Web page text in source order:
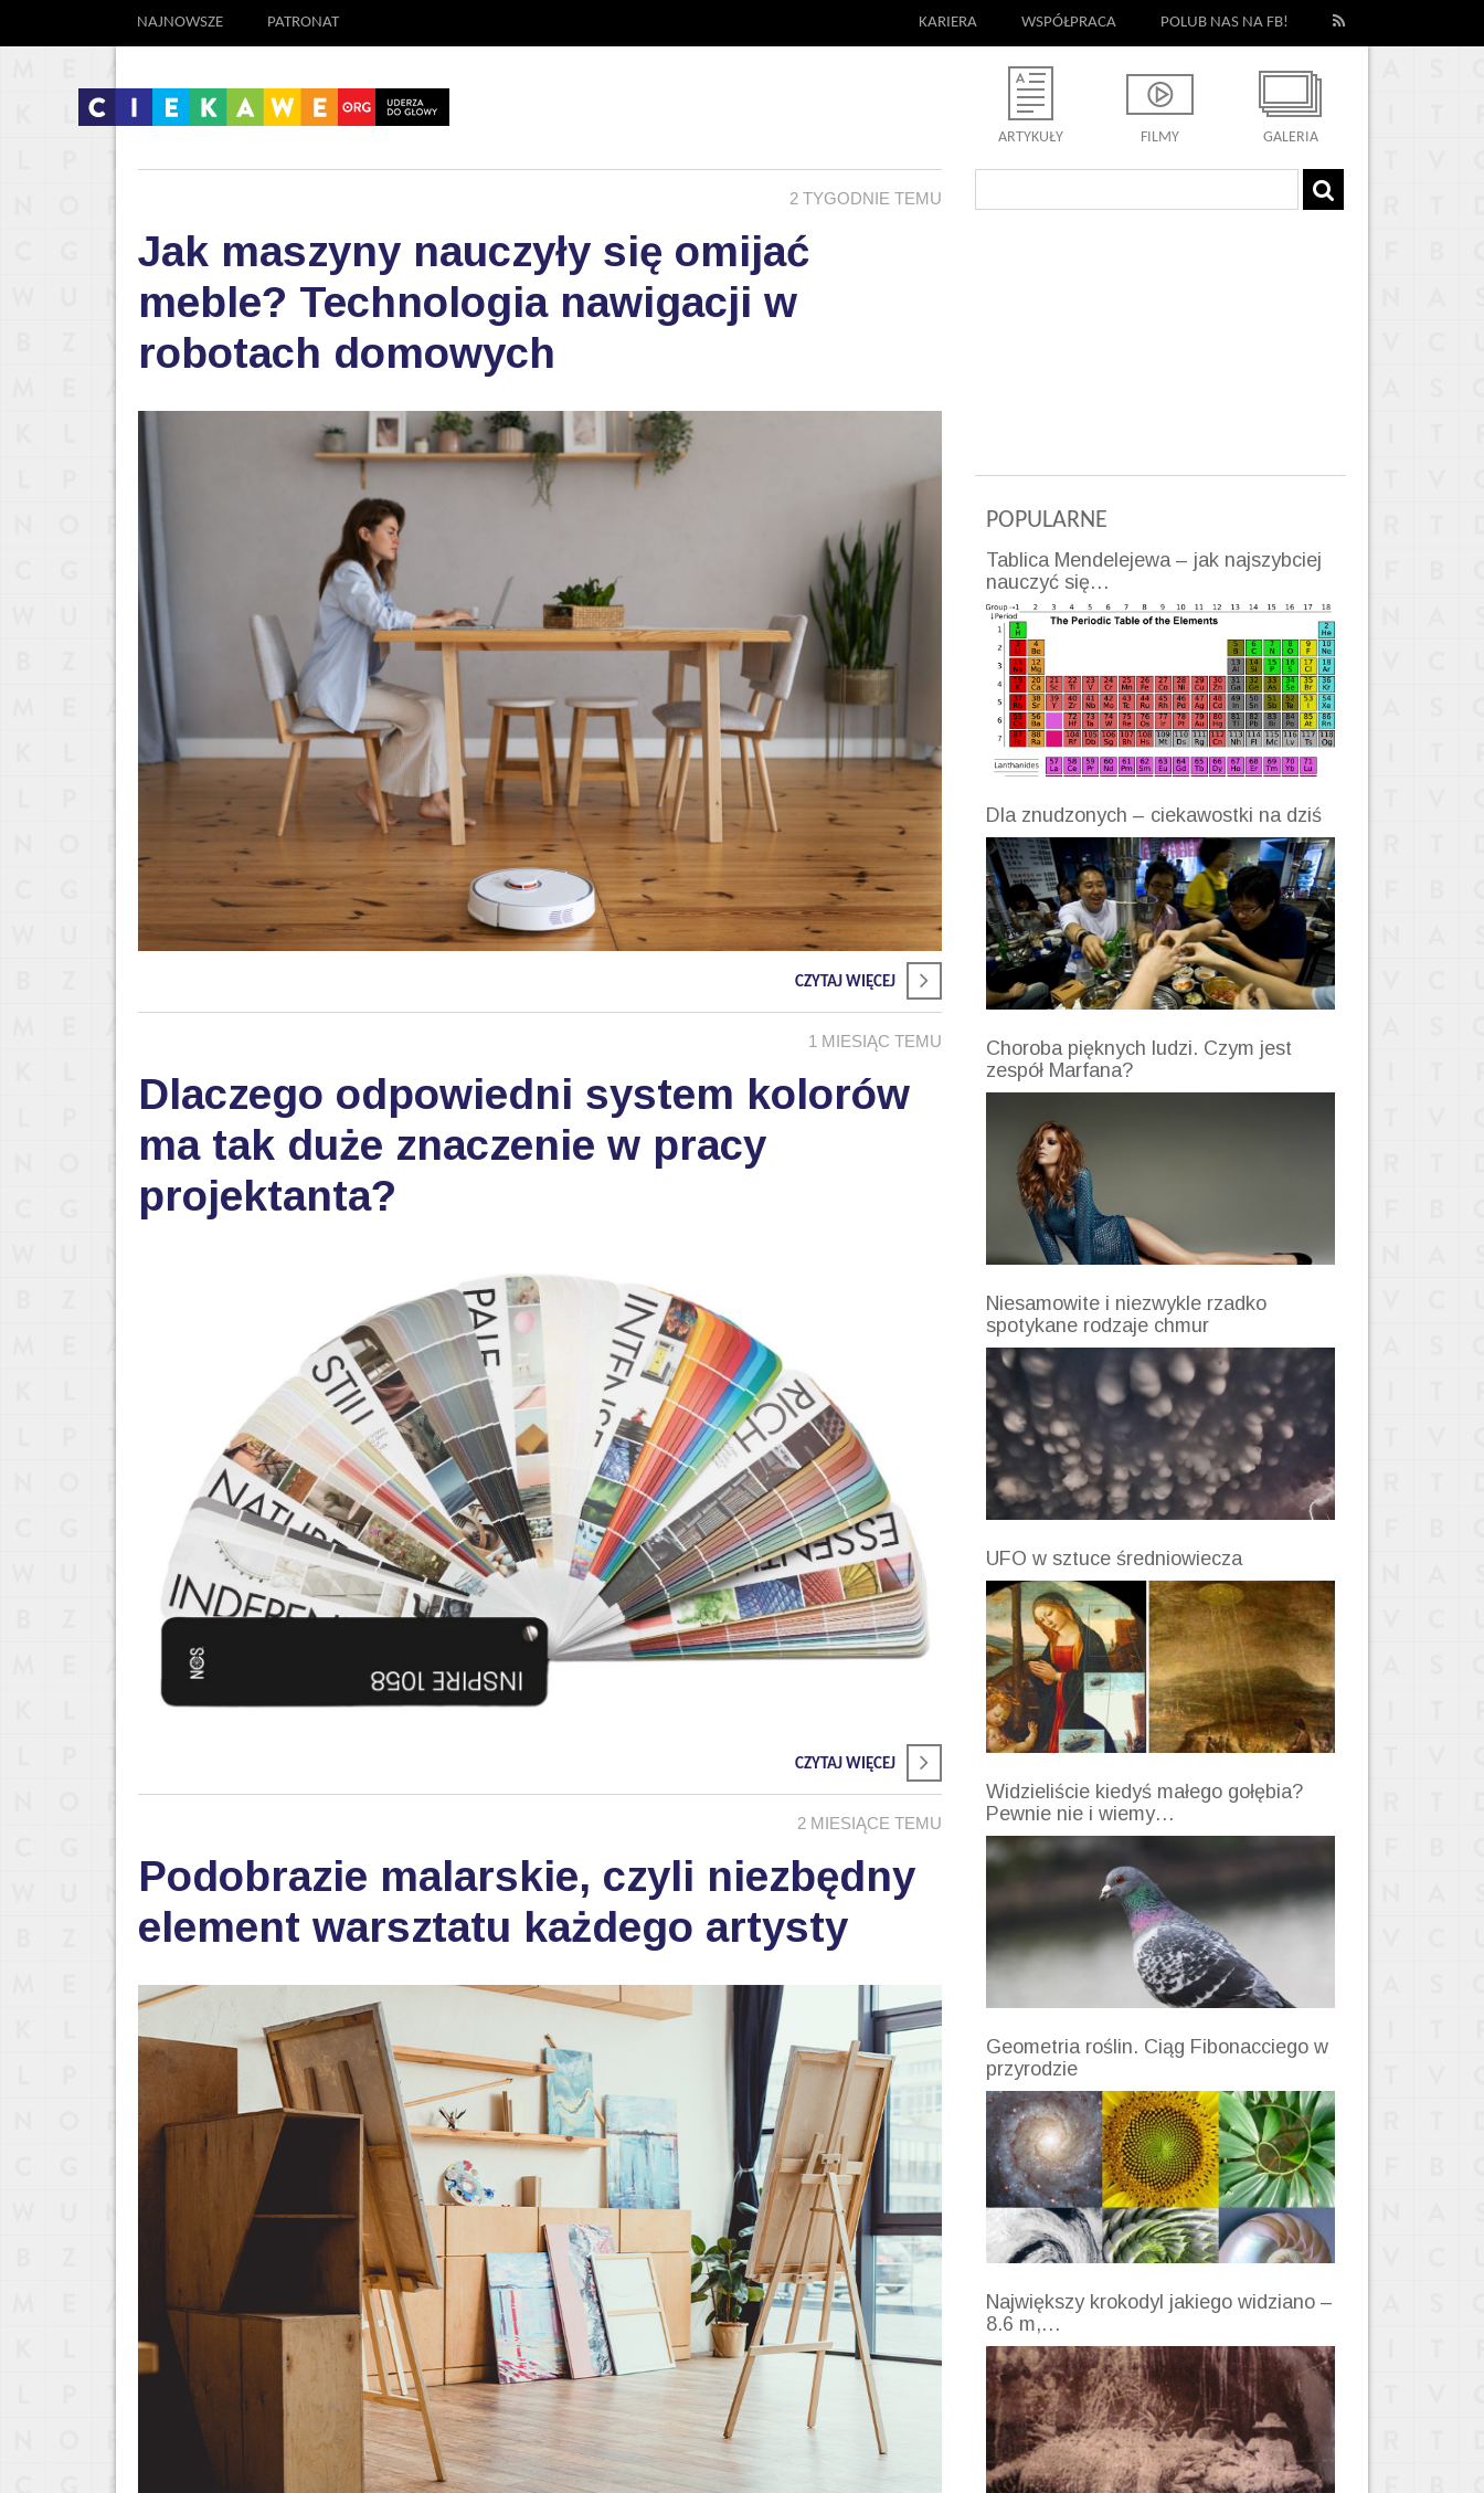
NAJNOWSZE PATRONAT KARIERA WSPÓŁPRACA POLUB NAS NA FB!
ARTYKUŁY FILMY GALERIA
2 TYGODNIE TEMU
Jak maszyny nauczyły się omijać
meble? Technologia nawigacji w
robotach domowych
CZYTAJ WIĘCEJ
1 MIESIĄC TEMU
Dlaczego odpowiedni system kolorów
ma tak duże znaczenie w pracy
projektanta?
CZYTAJ WIĘCEJ
2 MIESIĄCE TEMU
Podobrazie malarskie, czyli niezbędny
element warsztatu każdego artysty
POPULARNE
Tablica Mendelejewa – jak najszybciej
nauczyć się…
Dla znudzonych – ciekawostki na dziś
Choroba pięknych ludzi. Czym jest
zespół Marfana?
Niesamowite i niezwykle rzadko
spotykane rodzaje chmur
UFO w sztuce średniowiecza
Widzieliście kiedyś małego gołębia?
Pewnie nie i wiemy…
Geometria roślin. Ciąg Fibonacciego w
przyrodzie
Największy krokodyl jakiego widziano –
8.6 m,…